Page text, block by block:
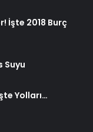
İşte 2018 Burç
Suyu
Yolları…